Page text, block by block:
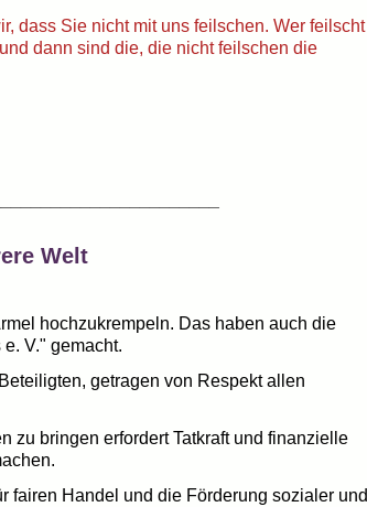
dass Sie nicht mit uns feilschen. Wer feilscht
dann sind die, die nicht feilschen die
Welt
hochzukrempeln. Das haben auch die
V." gemacht.
getragen von Respekt allen
zu bringen erfordert Tatkraft und finanzielle
fairen Handel und die Förderung sozialer und